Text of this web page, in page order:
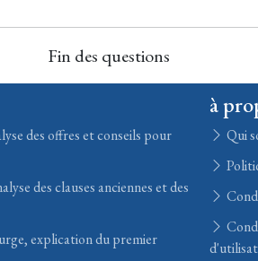
Fin des questions
des offres et conseils pour
des clauses anciennes et des
explication du premier
à
Qui